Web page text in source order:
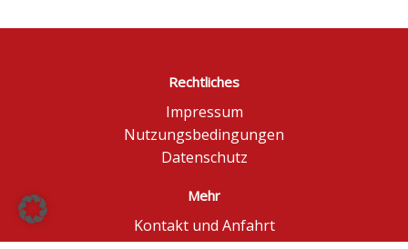
Rechtliches
Impressum
Nutzungsbedingungen
Datenschutz
Mehr
Kontakt und Anfahrt